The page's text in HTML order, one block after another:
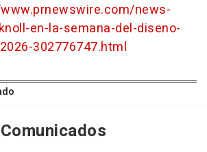
news-
en-la-semana-del-diseno-
302776747.html
Comunicados